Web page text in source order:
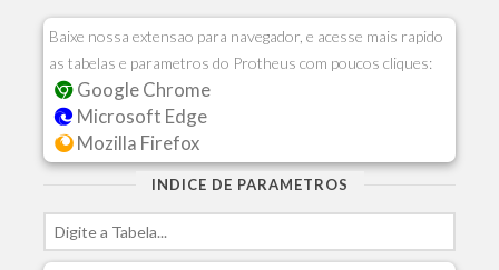
Baixe nossa extensao para navegador, e acesse mais rapido
as tabelas e parametros do Protheus com poucos cliques:
Google Chrome
Microsoft Edge
Mozilla Firefox
INDICE DE PARAMETROS